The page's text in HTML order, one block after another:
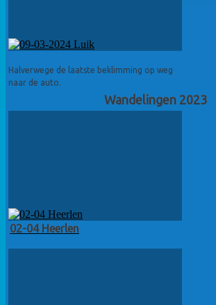
Halverwege de laatste beklimming op weg
naar de auto.
Wandelingen 2023
02-04 Heerlen